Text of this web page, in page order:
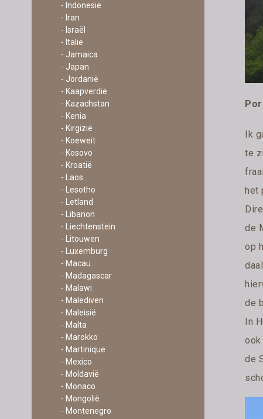
- Indonesië
- Iran
- Israël
- Italië
- Jamaica
- Japan
- Jordanië
- Kaapverdië
- Kazachstan
- Kenia
- Kirgizië
- Koeweit
- Kosovo
- Kroatië
- Laos
- Lesotho
- Letland
- Libanon
- Liechtenstein
- Litouwen
- Luxemburg
- Macau
- Madagascar
- Malawi
- Malediven
- Maleisië
- Malta
- Marokko
- Martinique
- Mexico
- Moldavië
- Monaco
- Mongolië
- Montenegro
Ik
te
het
de
op
de
In
ook
de